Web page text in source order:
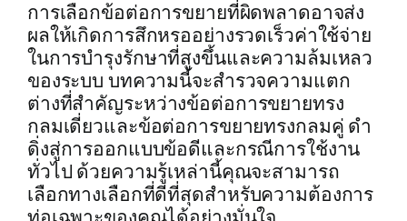
การเลือกข้อต่อการขยายที่ผิดพลาดอาจส่ง
ผลให้เกิดการสึกหรออย่างรวดเร็วค่าใช้จ่าย
ในการบำรุงรักษาที่สูงขึ้นและความล้มเหลว
ของระบบ บทความนี้จะสำรวจความแตก
ต่างที่สำคัญระหว่างข้อต่อการขยายทรง
กลมเดี่ยวและข้อต่อการขยายทรงกลมคู่ ดำ
ดิ่งสู่การออกแบบข้อดีและกรณีการใช้งาน
ทั่วไป ด้วยความรู้เหล่านี้คุณจะสามารถ
เลือกทางเลือกที่ดีที่สุดสำหรับความต้องการ